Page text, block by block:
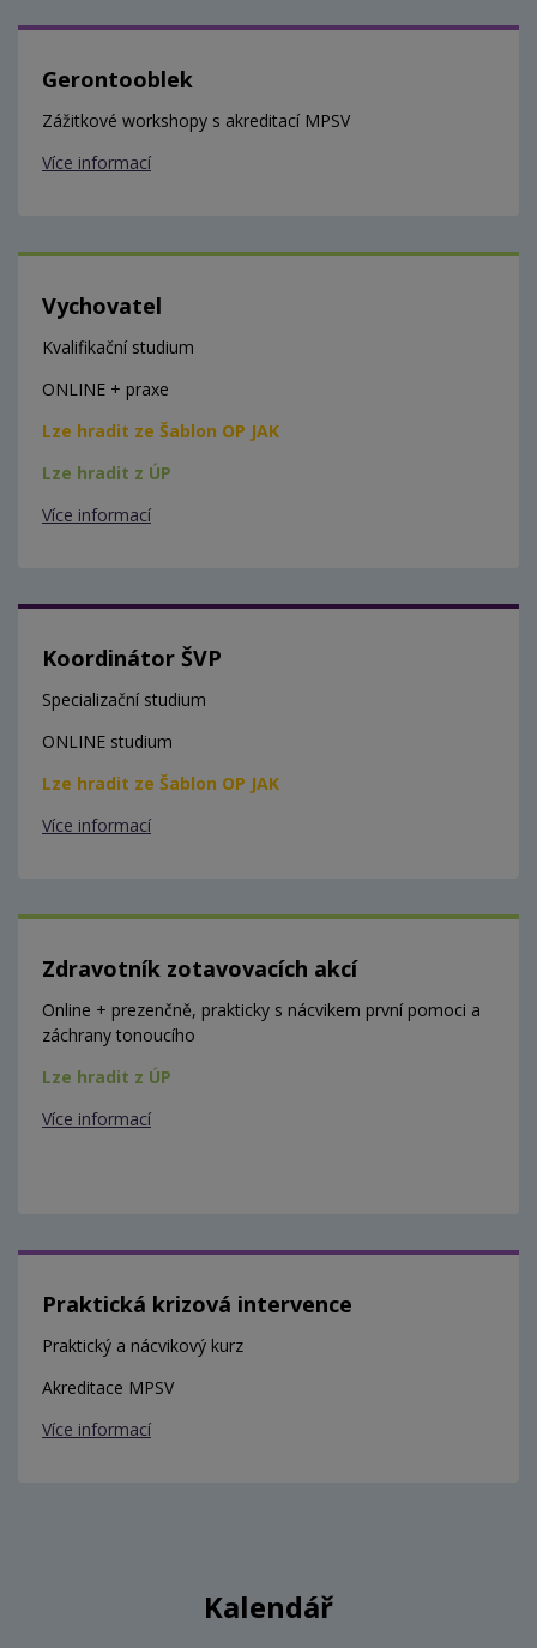
Gerontooblek
Zážitkové workshopy s akreditací MPSV
Více informací
Vychovatel
Kvalifikační studium
ONLINE + praxe
Lze hradit ze Šablon OP JAK
Lze hradit z ÚP
Více informací
Koordinátor ŠVP
Specializační studium
ONLINE studium
Lze hradit ze Šablon OP JAK
Více informací
Zdravotník zotavovacích akcí
Online + prezenčně, prakticky s nácvikem první pomoci a
záchrany tonoucího
Lze hradit z ÚP
Více informací
Praktická krizová intervence
Praktický a nácvikový kurz
Akreditace MPSV
Více informací
Kalendář